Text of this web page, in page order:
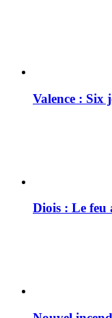
Valence : Six
Diois : Le feu